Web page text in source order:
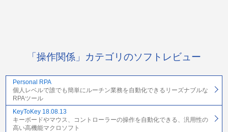
「操作関係」カテゴリのソフトレビュー
Personal RPA
個人レベルで誰でも簡単にルーチン業務を自動化できるリーズナブルな
RPAツール
KeyToKey 18.08.13
キーボードやマウス、コントローラーの操作を自動化できる、汎用性の
高い高機能マクロソフト